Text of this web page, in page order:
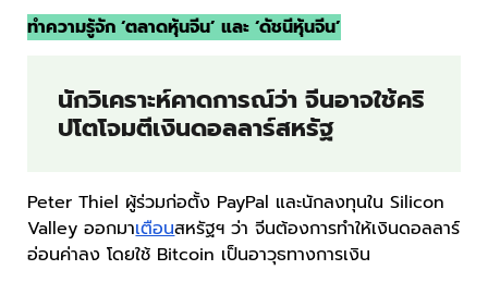
ทำความรู้จัก ‘ตลาดหุ้นจีน’ และ ‘ดัชนีหุ้นจีน’
นักวิเคราะห์คาดการณ์ว่า จีนอาจใช้คริ
ปโตโจมตีเงินดอลลาร์สหรัฐ
Peter Thiel ผู้ร่วมก่อตั้ง PayPal และนักลงทุนใน Silicon
Valley ออกมาเตือนสหรัฐฯ ว่า จีนต้องการทำให้เงินดอลลาร์
อ่อนค่าลง โดยใช้ Bitcoin เป็นอาวุธทางการเงิน